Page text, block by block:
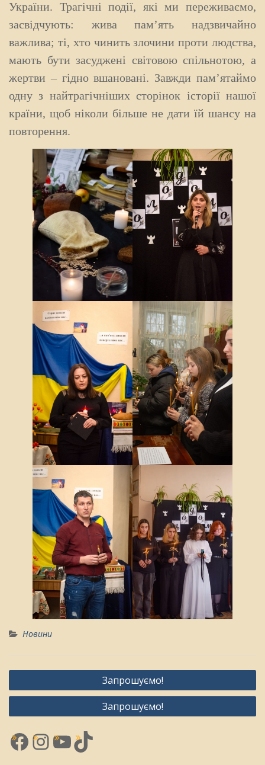
України. Трагічні події, які ми переживаємо,
засвідчують: жива пам’ять надзвичайно
важлива; ті, хто чинить злочини проти людства,
мають бути засуджені світовою спільнотою, а
жертви – гідно вшановані. Завжди пам’ятаймо
одну з найтрагічніших сторінок історії нашої
країни, щоб ніколи більше не дати їй шансу на
повторення.
Новини
Навігація
записів
Запрошуємо!
Запрошуємо!
Facebook
Instagram
YouTube
TikTok